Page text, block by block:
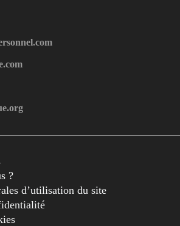
?
d’utilisation du site